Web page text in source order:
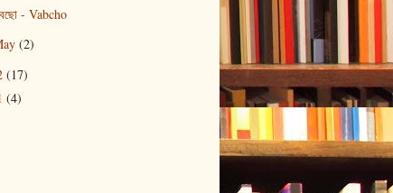
- Vabcho
(2)
(17)
(4)